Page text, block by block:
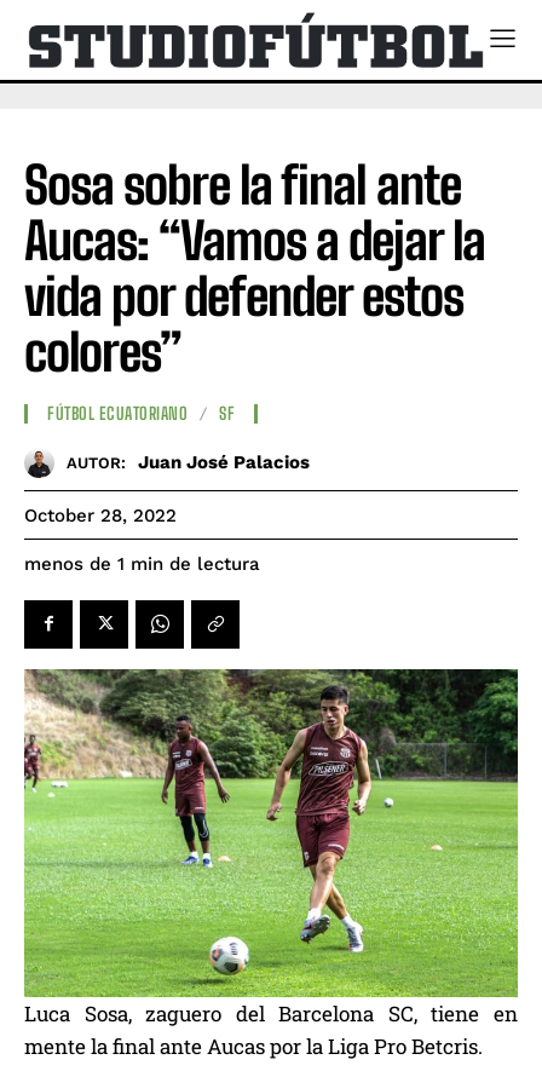
Sosa sobre la final ante
Aucas: “Vamos a dejar la
vida por defender estos
colores”
FÚTBOL ECUATORIANO SF
AUTOR: Juan José Palacios
October 28, 2022
menos de 1 min de lectura
Luca Sosa, zaguero del Barcelona SC, tiene en
mente la final ante Aucas por la Liga Pro Betcris.